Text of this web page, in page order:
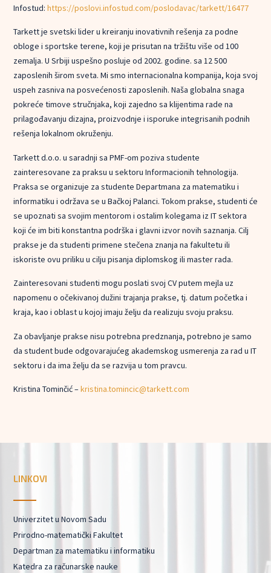
Infostud: https://poslovi.infostud.com/poslodavac/tarkett/16477
Tarkett je svetski lider u kreiranju inovativnih rešenja za podne
obloge i sportske terene, koji je prisutan na tržištu više od 100
zemalja. U Srbiji uspešno posluje od 2002. godine. sa 12 500
zaposlenih širom sveta. Mi smo internacionalna kompanija, koja svoj
uspeh zasniva na posvećenosti zaposlenih. Naša globalna snaga
pokreće timove stručnjaka, koji zajedno sa klijentima rade na
prilagođavanju dizajna, proizvodnje i isporuke integrisanih podnih
rešenja lokalnom okruženju.
Tarkett d.o.o. u saradnji sa PMF-om poziva studente
zainteresovane za praksu u sektoru Informacionih tehnologija.
Praksa se organizuje za studente Departmana za matematiku i
informatiku i održava se u Bačkoj Palanci. Tokom prakse, studenti će
se upoznati sa svojim mentorom i ostalim kolegama iz IT sektora
koji će im biti konstantna podrška i glavni izvor novih saznanja. Cilj
prakse je da studenti primene stečena znanja na fakultetu ili
iskoriste ovu priliku u cilju pisanja diplomskog ili master rada.
Zainteresovani studenti mogu poslati svoj CV putem mejla uz
napomenu o očekivanoj dužini trajanja prakse, tj. datum početka i
kraja, kao i oblast u kojoj imaju želju da realizuju svoju praksu.
Za obavljanje prakse nisu potrebna predznanja, potrebno je samo
da student bude odgovarajućeg akademskog usmerenja za rad u IT
sektoru i da ima želju da se razvija u tom pravcu.
Kristina Tominčić –kristina.tomincic@tarkett.com
LINKOVI
Univerzitet u Novom Sadu
Prirodno-matematički Fakultet
Departman za matematiku i informatiku
Katedra za računarske nauke